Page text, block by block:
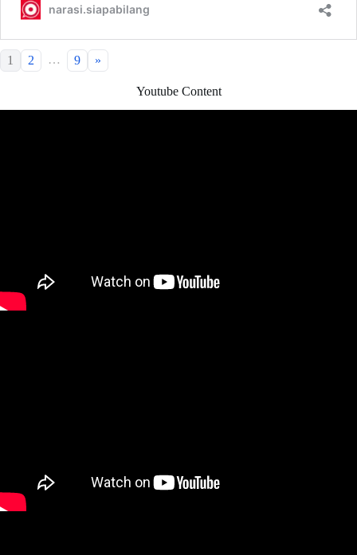
1 2 … 9 »
Youtube Content